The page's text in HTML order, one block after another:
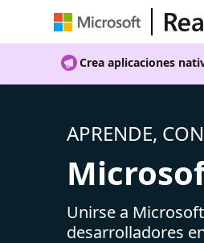
Crea aplicaciones
APRENDE,
Unirse a
desarrolladores